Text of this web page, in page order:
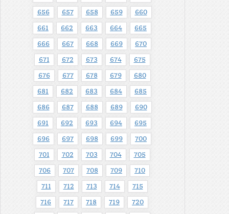
656 657 658 659 660
661 662 663 664 665
666 667 668 669 670
671 672 673 674 675
676 677 678 679 680
681 682 683 684 685
686 687 688 689 690
691 692 693 694 695
696 697 698 699 700
701 702 703 704 705
706 707 708 709 710
711 712 713 714 715
716 717 718 719 720